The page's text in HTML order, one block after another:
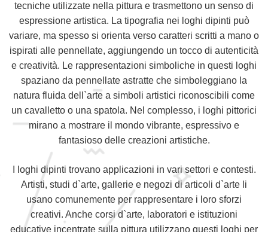
tecniche utilizzate nella pittura e trasmettono un senso di
espressione artistica. La tipografia nei loghi dipinti può
variare, ma spesso si orienta verso caratteri scritti a mano o
ispirati alle pennellate, aggiungendo un tocco di autenticità
e creatività. Le rappresentazioni simboliche in questi loghi
spaziano da pennellate astratte che simboleggiano la
natura fluida dell`arte a simboli artistici riconoscibili come
un cavalletto o una spatola. Nel complesso, i loghi pittorici
mirano a mostrare il mondo vibrante, espressivo e
fantasioso delle creazioni artistiche.
I loghi dipinti trovano applicazioni in vari settori e contesti.
Artisti, studi d`arte, gallerie e negozi di articoli d`arte li
usano comunemente per rappresentare i loro sforzi
creativi. Anche corsi d`arte, laboratori e istituzioni
educative incentrate sulla pittura utilizzano questi loghi per